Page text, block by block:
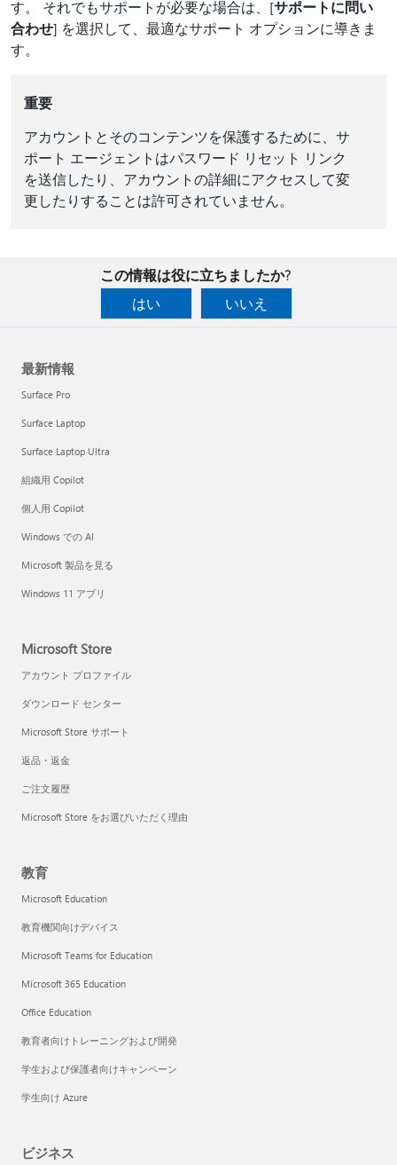
す。 それでもサポートが必要な場合は、[サポートに問い
合わせ] を選択して、最適なサポート オプションに導きま
す。
重要
アカウントとそのコンテンツを保護するために、サ
ポート エージェントはパスワード リセット リンク
を送信したり、アカウントの詳細にアクセスして変
更したりすることは許可されていません。
この情報は役に立ちましたか?
はい
いいえ
最新情報
Surface Pro
Surface Laptop
Surface Laptop Ultra
組織用 Copilot
個人用 Copilot
Windows での AI
Microsoft 製品を見る
Windows 11 アプリ
Microsoft Store
アカウント プロファイル
ダウンロード センター
Microsoft Store サポート
返品・返金
ご注文履歴
Microsoft Store をお選びいただく理由
教育
Microsoft Education
教育機関向けデバイス
Microsoft Teams for Education
Microsoft 365 Education
Office Education
教育者向けトレーニングおよび開発
学生および保護者向けキャンペーン
学生向け Azure
ビジネス